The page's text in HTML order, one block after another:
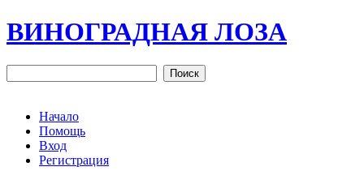
ВИНОГРАДНАЯ ЛОЗА
Начало
Помощь
Вход
Регистрация